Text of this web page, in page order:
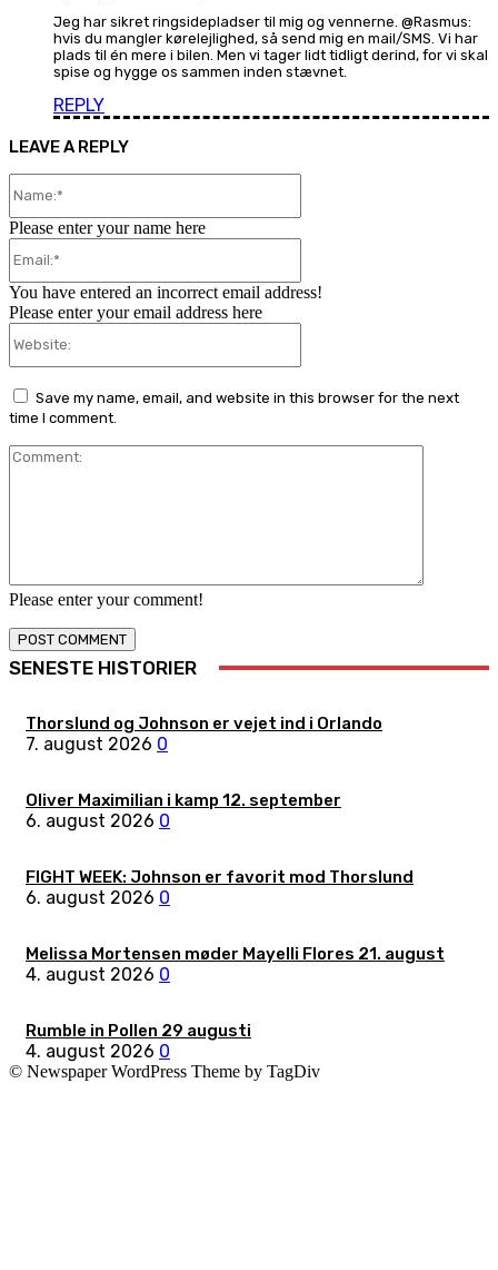
Jeg har sikret ringsidepladser til mig og vennerne. @Rasmus:
hvis du mangler kørelejlighed, så send mig en mail/SMS. Vi har
plads til én mere i bilen. Men vi tager lidt tidligt derind, for vi skal
spise og hygge os sammen inden stævnet.
REPLY
LEAVE A REPLY
Please enter your comment!
Please enter your name here
You have entered an incorrect email address!
Please enter your email address here
Save my name, email, and website in this browser for the next
time I comment.
SENESTE HISTORIER
Thorslund og Johnson er vejet ind i Orlando
7. august 2026 0
Oliver Maximilian i kamp 12. september
6. august 2026 0
FIGHT WEEK: Johnson er favorit mod Thorslund
6. august 2026 0
Melissa Mortensen møder Mayelli Flores 21. august
4. august 2026 0
Rumble in Pollen 29 augusti
4. august 2026 0
© Newspaper WordPress Theme by TagDiv